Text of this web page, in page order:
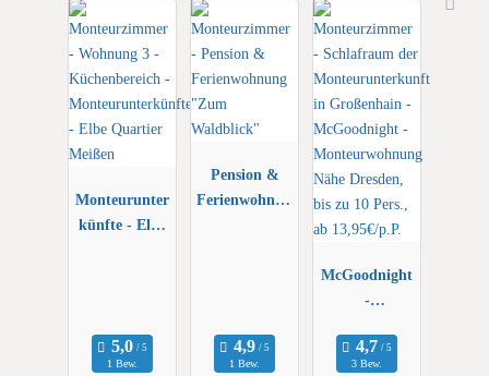
Monteurunter
künfte - Elbe
1 Bew.
Pension &
Ferienwohnun
1 Bew.
McGoodnight
-
ung Nähe
3 Bew.